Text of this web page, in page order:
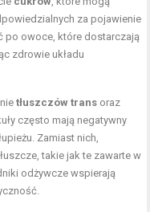
za pojawienie
po owoce, które dostarczają
zdrowie układu
tłuszczów trans oraz
często mają negatywny
Zamiast nich,
takie jak te zawarte w
odżywcze wspierają